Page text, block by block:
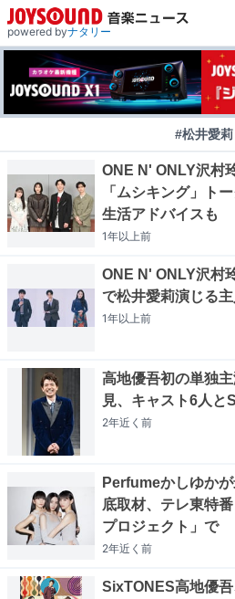
powered byナタリー
#松井愛莉
ONE N' ONLY沢村
「ムシキング」ト
生活アドバイスも
1年以上前
ONE N' ONLY沢村
で松井愛莉演じる
1年以上前
高地優吾初の単独
見、キャスト6人と
2年近く 前
Perfumeかしゆか
底取材、テレ東特
プロジェクト」で
2年近く 前
SixTONES高地優